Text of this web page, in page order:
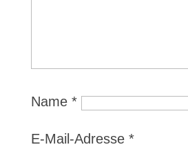
Name *
E-Mail-Adresse *